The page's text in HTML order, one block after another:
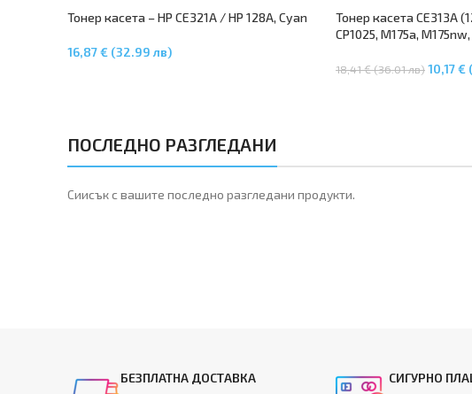
Тонер касета – HP CE321A / HP 128A, Cyan
16,87 € (32.99 лв)
Тонер касета CE313A
CP1025, M175a,
18,41 € (36.01 лв)10,17 €
ПОСЛЕДНО РАЗГЛЕДАНИ
Сиисък с вашите последно разгледани продукти.
БЕЗПЛАТНА ДОСТАВКА СИГУРНО